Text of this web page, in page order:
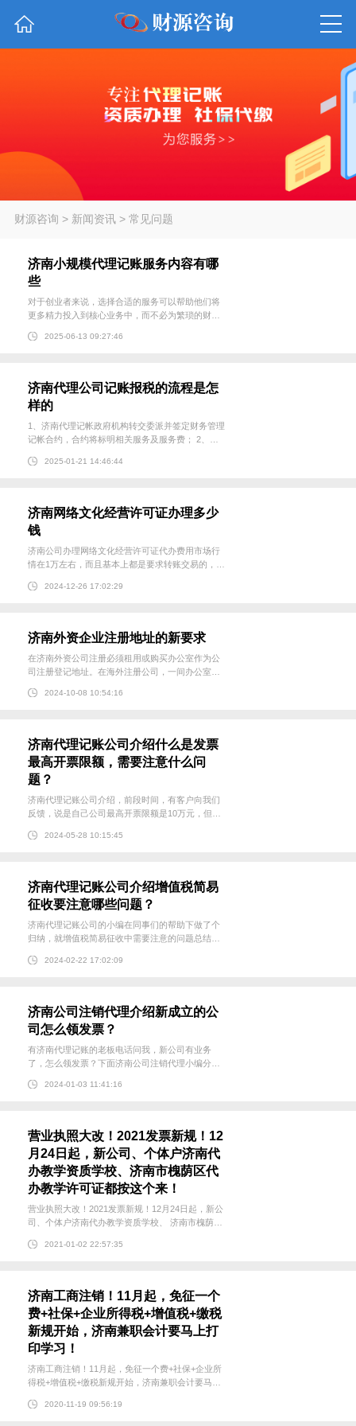
财源咨询 > 新闻资讯> 常见问题
济南小规模代理记账服务内容有哪
些
对于创业者来说，选择合适的服务可以帮助他们将
更多精力投入到核心业务中，而不必为繁琐的财务
账服务内容。 1、日常记账与财务处理。整理原始
2025-06-13 09:27:46
济南代理公司记账报税的流程是怎
样的
1、济南代理记帐政府机构转交委派并签定财务管理
记帐合约，合约将标明相关服务及服务费； 2、接
由顾客提供更多原初发票，财务管理全权子公司精
2025-01-21 14:46:44
济南网络文化经营许可证办理多少
钱
济南公司办理网络文化经营许可证代办费用市场行
情在1万左右，而且基本上都是要求转账交易的，转
网络文化经营许可证说明：首先确认一点，申请办
2024-12-26 17:02:29
济南外资企业注册地址的新要求
在济南外资公司注册必须租用或购买办公室作为公
司注册登记地址。在海外注册公司，一间办公室可
公室只能注册一家公司。 以注册济南外资公司为
2024-10-08 10:54:16
济南代理记账公司介绍什么是发票
最高开票限额，需要注意什么问
题？
济南代理记账公司介绍，前段时间，有客户向我们
反馈，说是自己公司最高开票限额是10万元，但是
把他吓得不行。在弄清楚情况后，客户又忍不住好
2024-05-28 10:15:45
济南代理记账公司介绍增值税简易
征收要注意哪些问题？
济南代理记账公司的小编在同事们的帮助下做了个
归纳，就增值税简易征收中需要注意的问题总结出
是否可以开具增值税专用发票？纳税人根据自身情
2024-02-22 17:02:09
济南公司注销代理介绍新成立的公
司怎么领发票？
有济南代理记账的老板电话问我，新公司有业务
了，怎么领发票？下面济南公司注销代理小编分享
什么资料？ 一、新成立的公司何时可以开票？当纳
2024-01-03 11:41:16
营业执照大改！2021发票新规！12
月24日起，新公司、个体户济南代
办教学资质学校、济南市槐荫区代
办教学许可证都按这个来！
营业执照大改！2021发票新规！12月24日起，新公
司、个体户济南代办教学资质学校、 济南市槐荫区
自律。如此，才能于风雨人生中活出勇敢和坚定，
2021-01-02 22:57:35
济南工商注销！11月起，免征一个
费+社保+企业所得税+增值税+缴税
新规开始，济南兼职会计要马上打
印学习！
济南工商注销！11月起，免征一个费+社保+企业所
得税+增值税+缴税新规开始，济南兼职会计要马上
躁，手头事情很多，有些新政策都落下了，怎么办
2020-11-19 09:56:19